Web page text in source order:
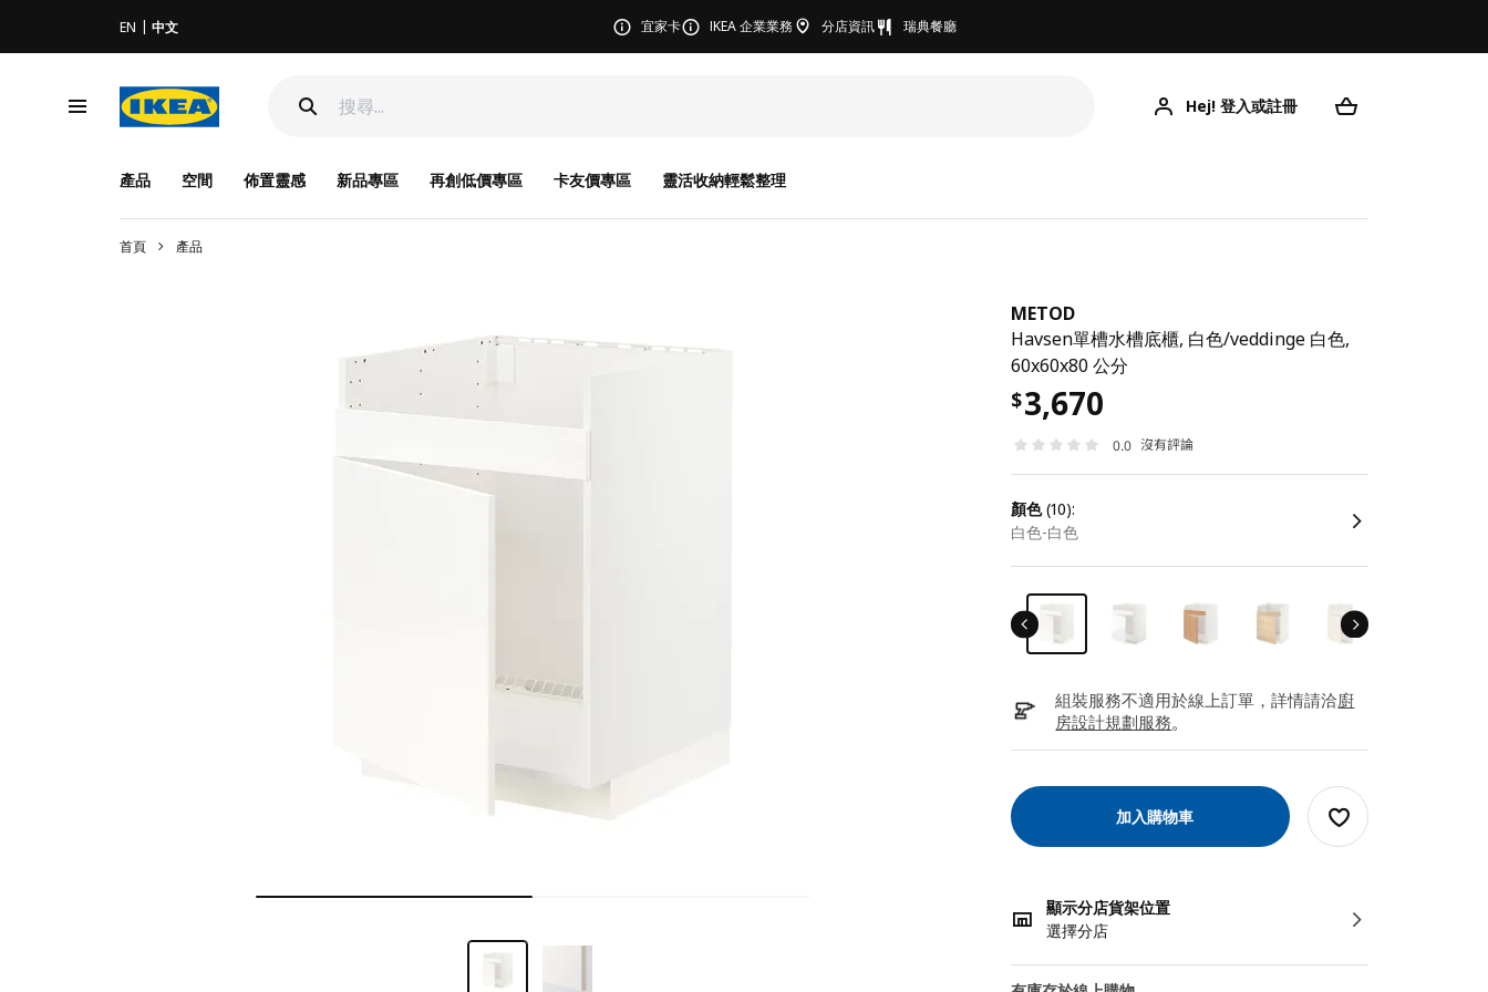
EN 中文 宜家卡 IKEA 企業業務 分店資訊 瑞典餐廳
Hej! 登入或註冊
產品 空間 佈置靈感 新品專區 再創低價專區 卡友價專區 靈活收納輕鬆整理
首頁 產品
METOD
Havsen單槽水槽底櫃, 白色/veddinge 白色,
60x60x80 公分
$3,670
0.0 沒有評論
顏色(10):
白色-白色
組裝服務不適用於線上訂單，詳情請洽廚
房設計規劃服務。
加入購物車
顯示分店貨架位置
選擇分店